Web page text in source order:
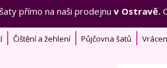
přímo na naši prodejnu v Ostravě.
Čištění a žehlení Půjčovna šatů